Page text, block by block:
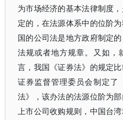
为市场经济的基本法律制度
定的，在法源体系中的位阶
国的公司法是地方政府制定
法规或者地方规章。又如，
言，我国《证券法》的规定
证券监督管理委员会制定了
法》，该办法的法源位阶为
上市公司收购规则，中国台